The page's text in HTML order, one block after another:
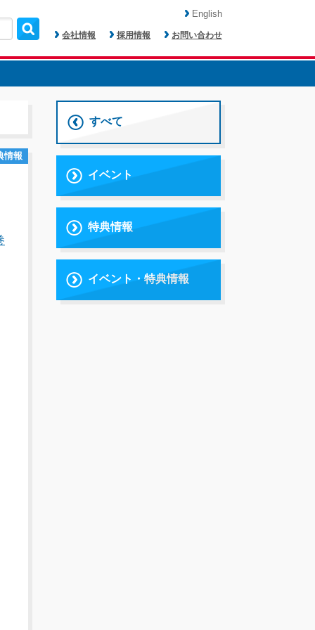
会社情報 採用情報 お問い合わせ
English
すべて
イベント
特典情報
イベント・特典情報
情報